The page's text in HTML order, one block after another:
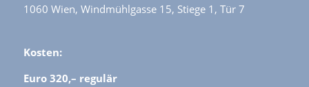
1060 Wien, Windmühlgasse 15, Stiege 1, Tür 7
Kosten:
Euro 320,– regulär